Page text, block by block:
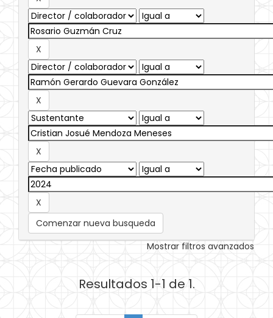
Comenzar nueva busqueda
Mostrar filtros avanzados
Resultados 1-1 de 1.